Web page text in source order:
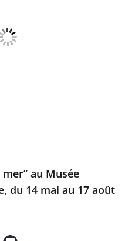
mer” au Musée
du 14 mai au 17 août